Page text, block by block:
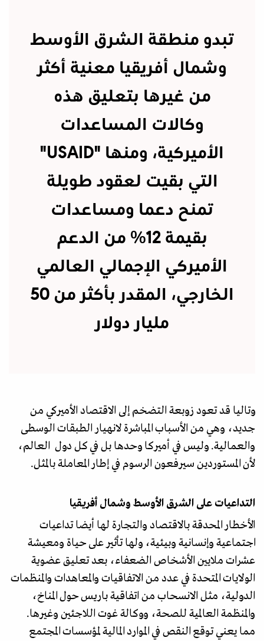
تبدو منطقة الشرق الأوسط
وشمال أفريقيا معنية أكثر
من غيرها بتعليق هذه
وكالات المساعدات
الأميركية، ومنها "USAID"
التي بقيت لعقود طويلة
تمنح دعما ومساعدات
بقيمة 12% من الدعم
الأميركي الإجمالي العالمي
الخارجي، المقدر بأكثر من 50
مليار دولار
وتاليا قد تعود زوبعة التضخم إلى الاقتصاد الأميركي من
جديد، وهي من الأسباب المباشرة لانهيار الطبقات الوسطى
والعمالية. وليس في أميركا وحدها بل في كل دول العالم،
لأن المستوردين سيرفعون الرسوم في إطار المعاملة بالمثل.
التداعيات على الشرق الأوسط وشمال أفريقيا
الأخطار المحدقة بالاقتصاد والتجارة لها أيضا تداعيات
اجتماعية وإنسانية وبيئية، ولها تأثير على حياة ومعيشة
عشرات ملايين الأشخاص الضعفاء، بعد تعليق عضوية
الولايات المتحدة في عدد من الاتفاقيات والمعاهدات والمنظمات
الدولية، مثل الانسحاب من اتفاقية باريس حول المناخ،
والمنظمة العالمية للصحة، ووكالة غوت اللاجئين وغيرها.
مما يعني توقع النقص في الموارد المالية لمؤسسات المجتمع